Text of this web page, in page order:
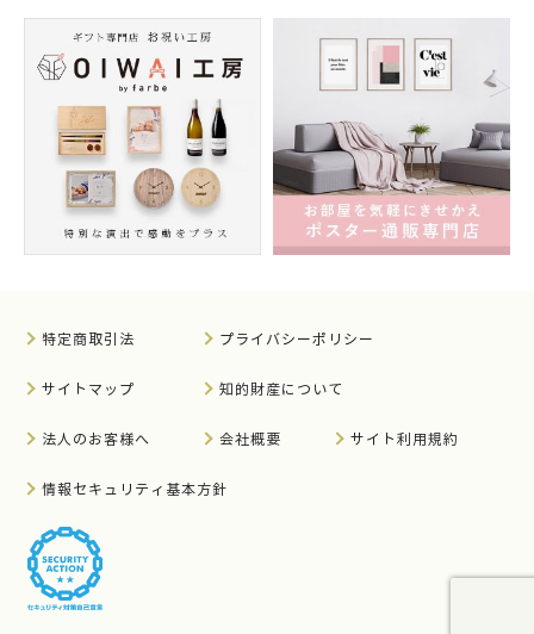
特定商取引法 プライバシーポリシー
サイトマップ 知的財産について
法人のお客様へ 会社概要 サイト利用規約
情報セキュリティ基本方針